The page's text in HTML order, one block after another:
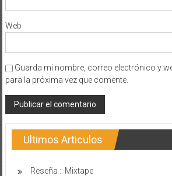
Web
Guarda mi nombre, correo electrónico y
para la próxima vez que comente.
Ultimos Articulos
Reseña :: Mixtape